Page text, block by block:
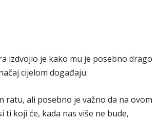
izdvojio je kako mu je posebno drago
cijelom događaju.
ratu, ali posebno je važno da na ovom
ti koji će, kada nas više ne bude,